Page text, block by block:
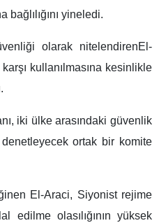
bağlılığını yineledi.
olarak nitelendirenEl-
kullanılmasına kesinlikle
iki ülke arasındaki güvenlik
denetleyecek ortak bir komite
El-Araci, Siyonist rejime
edilme olasılığının yüksek